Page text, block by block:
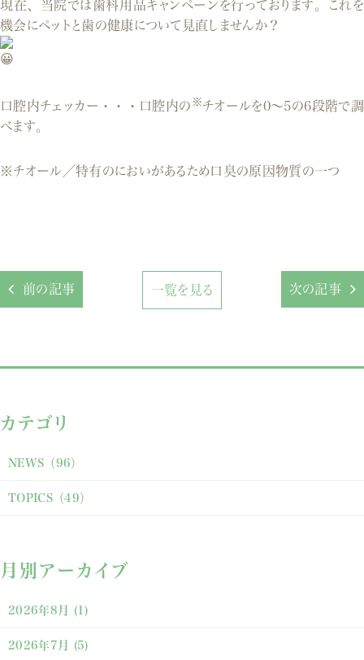
現在、当院では歯科用品キャンペーンを行っております。これを
機会にペットと歯の健康について見直しませんか？
口腔内チェッカー・・・口腔内の ※チオールを0～5の6段階で調
べます。
※チオール／特有のにおいがあるため口臭の原因物質の一つ
前の記事 一覧を見る 次の記事
カテゴリ
NEWS （96）
TOPICS（49）
月別アーカイブ
2026年8月 (1)
2026年7月 (5)